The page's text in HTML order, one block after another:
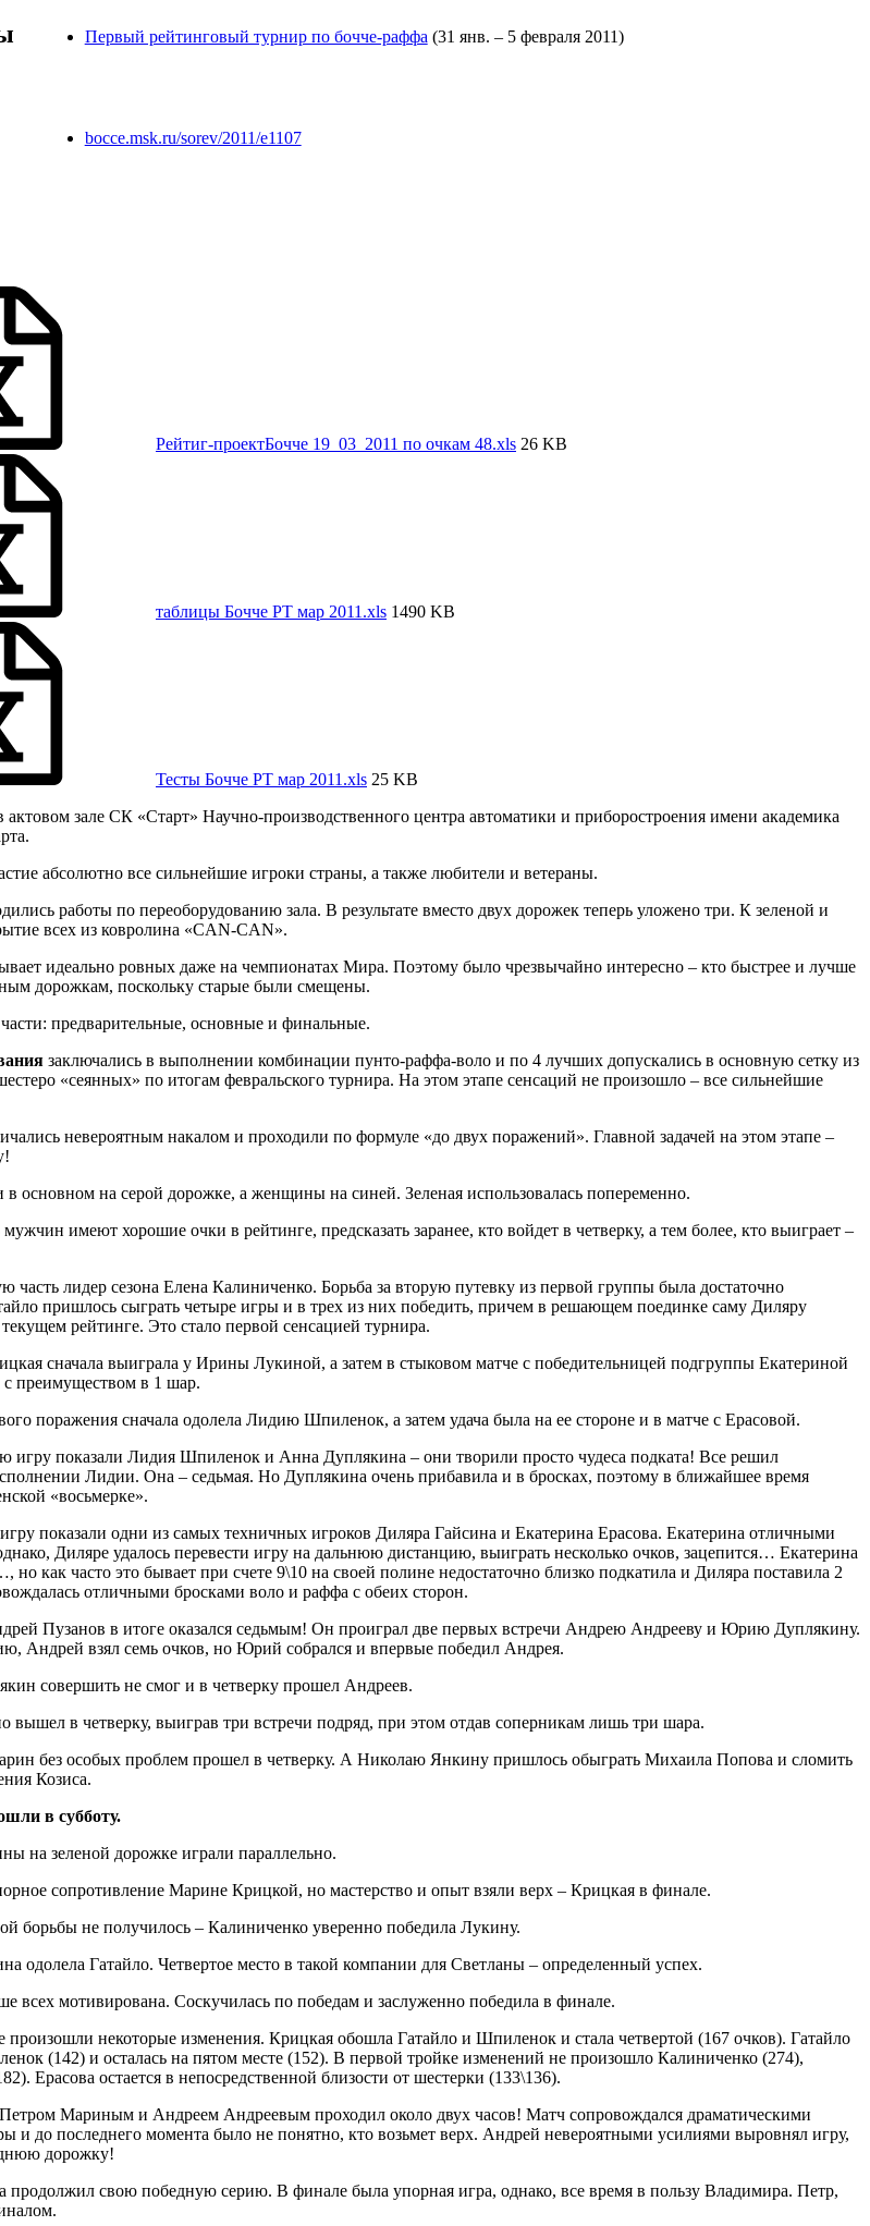
Первый рейтинговый турнир по бочче-раффа (31 янв. – 5 февраля 2011)
bocce.msk.ru/sorev/2011/e1107
Рейтиг-проектБочче 19_03_2011 по очкам 48.xls 26 KB
таблицы Бочче РТ мар 2011.xls 1490 KB
Тесты Бочче РТ мар 2011.xls 25 KB
актовом зале СК «Старт» Научно-производственного центра автоматики и приборостроения имени академика
абсолютно все сильнейшие игроки страны, а также любители и ветераны.
работы по переоборудованию зала. В результате вместо двух дорожек теперь уложено три. К зеленой и
всех из ковролина «CAN-CAN».
идеально ровных даже на чемпионатах Мира. Поэтому было чрезвычайно интересно – кто быстрее и лучше
дорожкам, поскольку старые были смещены.
предварительные, основные и финальные.
заключались в выполнении комбинации пунто-раффа-воло и по 4 лучших допускались в основную сетку из
«сеянных» по итогам февральского турнира. На этом этапе сенсаций не произошло – все сильнейшие
невероятным накалом и проходили по формуле «до двух поражений». Главной задачей на этом этапе –
на серой дорожке, а женщины на синей. Зеленая использовалась попеременно.
имеют хорошие очки в рейтинге, предсказать заранее, кто войдет в четверку, а тем более, кто выиграет –
часть лидер сезона Елена Калиниченко. Борьба за вторую путевку из первой группы была достаточно
пришлось сыграть четыре игры и в трех из них победить, причем в решающем поединке саму Диляру
рейтинге. Это стало первой сенсацией турнира.
сначала выиграла у Ирины Лукиной, а затем в стыковом матче с победительницей подгруппы Екатериной
с преимуществом в 1 шар.
поражения сначала одолела Лидию Шпиленок, а затем удача была на ее стороне и в матче с Ерасовой.
игру показали Лидия Шпиленок и Анна Дуплякина – они творили просто чудеса подката! Все решил
Лидии. Она – седьмая. Но Дуплякина очень прибавила и в бросках, поэтому в ближайшее время
«восьмерке».
показали одни из самых техничных игроков Диляра Гайсина и Екатерина Ерасова. Екатерина отличными
Диляре удалось перевести игру на дальнюю дистанцию, выиграть несколько очков, зацепится… Екатерина
как часто это бывает при счете 9\10 на своей полине недостаточно близко подкатила и Диляра поставила 2
отличными бросками воло и раффа с обеих сторон.
Пузанов в итоге оказался седьмым! Он проиграл две первых встречи Андрею Андрееву и Юрию Дуплякину.
Андрей взял семь очков, но Юрий собрался и впервые победил Андрея.
совершить не смог и в четверку прошел Андреев.
вышел в четверку, выиграв три встречи подряд, при этом отдав соперникам лишь три шара.
без особых проблем прошел в четверку. А Николаю Янкину пришлось обыграть Михаила Попова и сломить
Козиса.
в субботу.
на зеленой дорожке играли параллельно.
сопротивление Марине Крицкой, но мастерство и опыт взяли верх – Крицкая в финале.
борьбы не получилось – Калиниченко уверенно победила Лукину.
одолела Гатайло. Четвертое место в такой компании для Светланы – определенный успех.
всех мотивирована. Соскучилась по победам и заслуженно победила в финале.
некоторые изменения. Крицкая обошла Гатайло и Шпиленок и стала четвертой (167 очков). Гатайло
(142) и осталась на пятом месте (152). В первой тройке изменений не произошло Калиниченко (274),
Ерасова остается в непосредственной близости от шестерки (133\136).
Мариным и Андреем Андреевым проходил около двух часов! Матч сопровождался драматическими
и до последнего момента было не понятно, кто возьмет верх. Андрей невероятными усилиями выровнял игру,
дорожку!
продолжил свою победную серию. В финале была упорная игра, однако, все время в пользу Владимира. Петр,